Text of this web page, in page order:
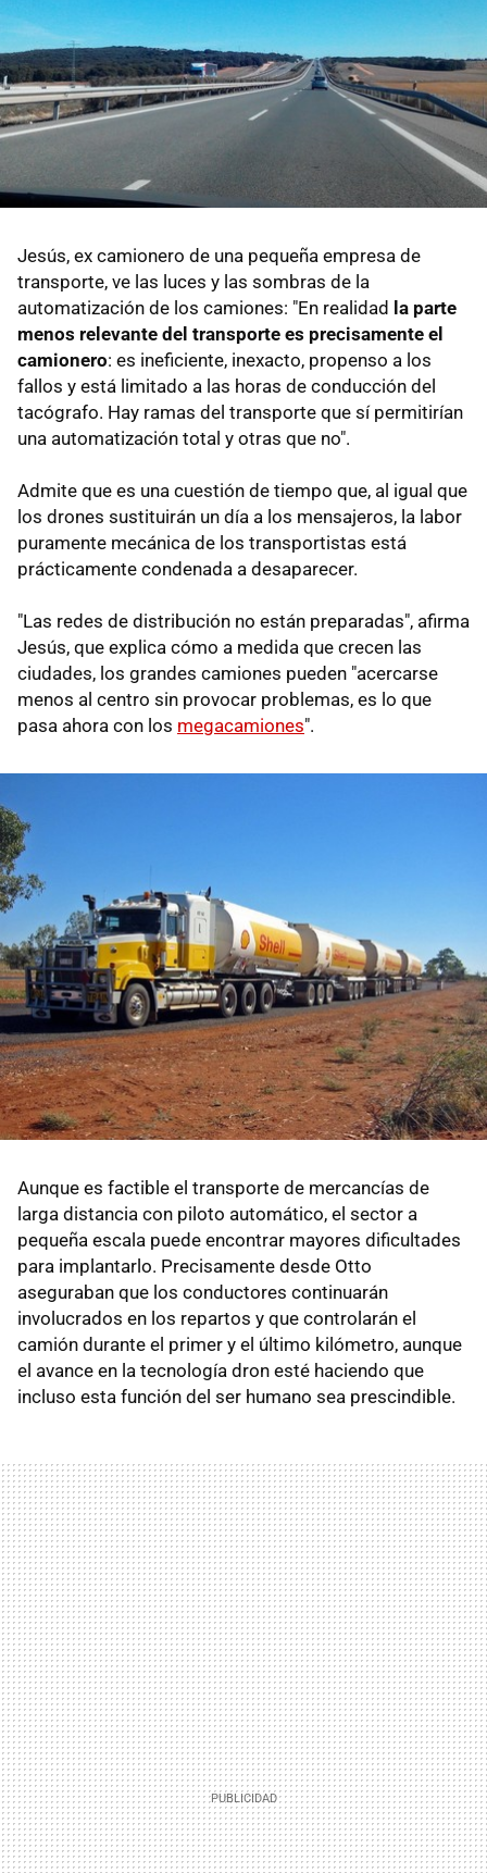
Jesús, ex camionero de una pequeña empresa de
transporte, ve las luces y las sombras de la
automatización de los camiones: "En realidad la parte
menos relevante del transporte es precisamente el
camionero: es ineficiente, inexacto, propenso a los
fallos y está limitado a las horas de conducción del
tacógrafo. Hay ramas del transporte que sí permitirían
una automatización total y otras que no".
Admite que es una cuestión de tiempo que, al igual que
los drones sustituirán un día a los mensajeros, la labor
puramente mecánica de los transportistas está
prácticamente condenada a desaparecer.
"Las redes de distribución no están preparadas", afirma
Jesús, que explica cómo a medida que crecen las
ciudades, los grandes camiones pueden "acercarse
menos al centro sin provocar problemas, es lo que
pasa ahora con los megacamiones".
Aunque es factible el transporte de mercancías de
larga distancia con piloto automático, el sector a
pequeña escala puede encontrar mayores dificultades
para implantarlo. Precisamente desde Otto
aseguraban que los conductores continuarán
involucrados en los repartos y que controlarán el
camión durante el primer y el último kilómetro, aunque
el avance en la tecnología dron esté haciendo que
incluso esta función del ser humano sea prescindible.